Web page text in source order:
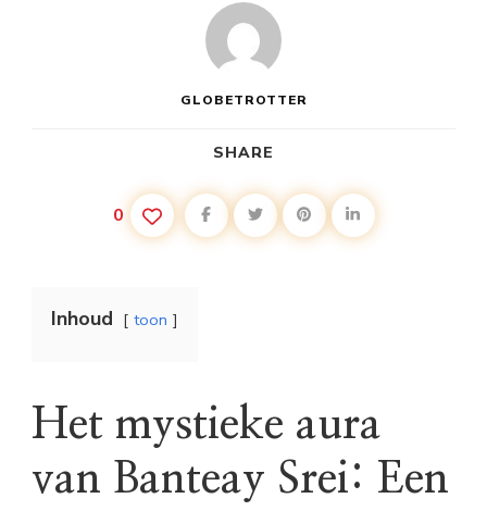
GLOBETROTTER
SHARE
0
Inhoud toon
Het mystieke aura
van Banteay Srei: Een